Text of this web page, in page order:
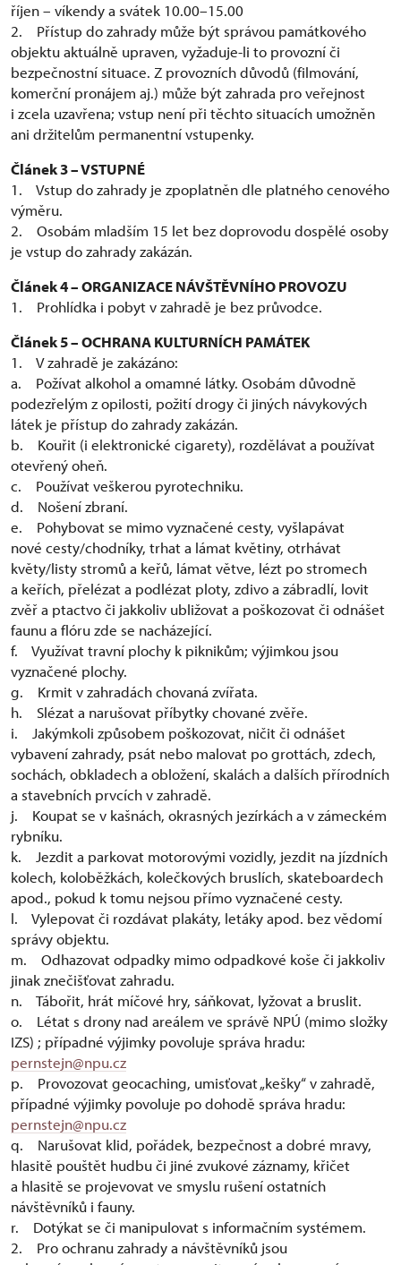
říjen – víkendy a svátek 10.00–15.00
2. Přístup do zahrady může být správou památkového
objektu aktuálně upraven, vyžaduje-li to provozní či
bezpečnostní situace. Z provozních důvodů (filmování,
komerční pronájem aj.) může být zahrada pro veřejnost
i zcela uzavřena; vstup není při těchto situacích umožněn
ani držitelům permanentní vstupenky.
Článek 3 – VSTUPNÉ
1. Vstup do zahrady je zpoplatněn dle platného cenového
výměru.
2. Osobám mladším 15 let bez doprovodu dospělé osoby
je vstup do zahrady zakázán.
Článek 4 – ORGANIZACE NÁVŠTĚVNÍHO PROVOZU
1. Prohlídka i pobyt v zahradě je bez průvodce.
Článek 5 – OCHRANA KULTURNÍCH PAMÁTEK
1. V zahradě je zakázáno:
a. Požívat alkohol a omamné látky. Osobám důvodně
podezřelým z opilosti, požití drogy či jiných návykových
látek je přístup do zahrady zakázán.
b. Kouřit (i elektronické cigarety), rozdělávat a používat
otevřený oheň.
c. Používat veškerou pyrotechniku.
d. Nošení zbraní.
e. Pohybovat se mimo vyznačené cesty, vyšlapávat
nové cesty/chodníky, trhat a lámat květiny, otrhávat
květy/listy stromů a keřů, lámat větve, lézt po stromech
a keřích, přelézat a podlézat ploty, zdivo a zábradlí, lovit
zvěř a ptactvo či jakkoliv ubližovat a poškozovat či odnášet
faunu a flóru zde se nacházející.
f. Využívat travní plochy k piknikům; výjimkou jsou
vyznačené plochy.
g. Krmit v zahradách chovaná zvířata.
h. Slézat a narušovat příbytky chované zvěře.
i. Jakýmkoli způsobem poškozovat, ničit či odnášet
vybavení zahrady, psát nebo malovat po grottách, zdech,
sochách, obkladech a obložení, skalách a dalších přírodních
a stavebních prvcích v zahradě.
j. Koupat se v kašnách, okrasných jezírkách a v zámeckém
rybníku.
k. Jezdit a parkovat motorovými vozidly, jezdit na jízdních
kolech, koloběžkách, kolečkových bruslích, skateboardech
apod., pokud k tomu nejsou přímo vyznačené cesty.
l. Vylepovat či rozdávat plakáty, letáky apod. bez vědomí
správy objektu.
m. Odhazovat odpadky mimo odpadkové koše či jakkoliv
jinak znečišťovat zahradu.
n. Tábořit, hrát míčové hry, sáňkovat, lyžovat a bruslit.
o. Létat s drony nad areálem ve správě NPÚ (mimo složky
IZS) ; případné výjimky povoluje správa hradu:
pernstejn@npu.cz
p. Provozovat geocaching, umisťovat „kešky“ v zahradě,
případné výjimky povoluje po dohodě správa hradu:
pernstejn@npu.cz
q. Narušovat klid, pořádek, bezpečnost a dobré mravy,
hlasitě pouštět hudbu či jiné zvukové záznamy, křičet
a hlasitě se projevovat ve smyslu rušení ostatních
návštěvníků i fauny.
r. Dotýkat se či manipulovat s informačním systémem.
2. Pro ochranu zahrady a návštěvníků jsou